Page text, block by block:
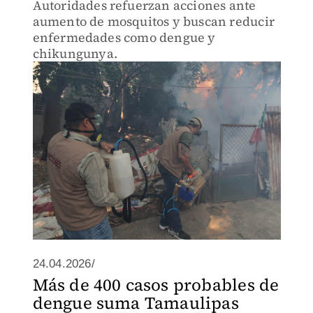
Autoridades refuerzan acciones ante
aumento de mosquitos y buscan reducir
enfermedades como dengue y
chikungunya.
24.04.2026/
Más de 400 casos probables de
dengue suma Tamaulipas